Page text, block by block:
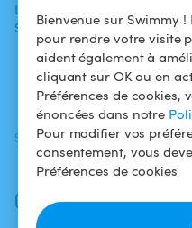
Bienvenue sur Swimmy
pour rendre votre visite
aident également à
cliquant sur OK ou en
Préférences de cookies,
énoncées dans notre
Pour modifier vos
consentement, vous
Préférences de cookies
L'aventure
Swimmy
Louer
SUIVEZ-NOUS
Facebook
Instagram